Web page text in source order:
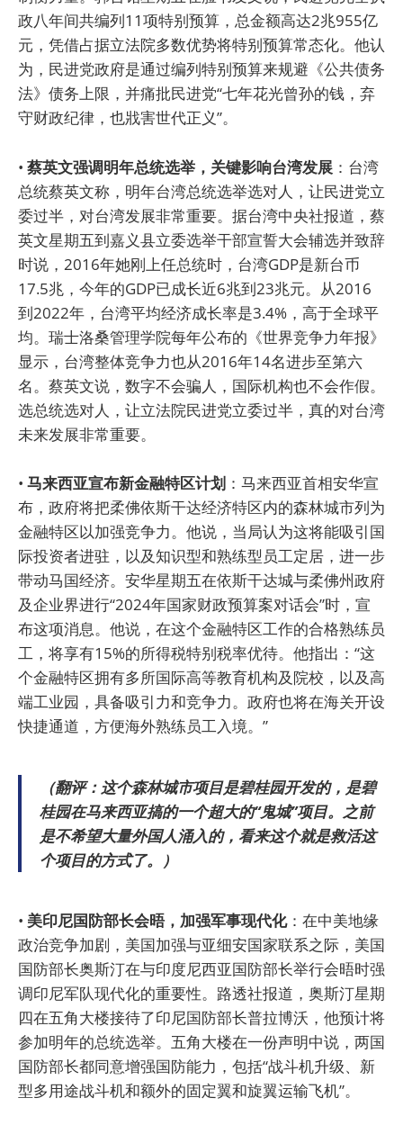
政八年间共编列11项特别预算，总金额高达2兆955亿
元，凭借占据立法院多数优势将特别预算常态化。他认
为，民进党政府是通过编列特别预算来规避《公共债务
法》债务上限，并痛批民进党“七年花光曾孙的钱，弃
守财政纪律，也戕害世代正义”。
• 蔡英文强调明年总统选举，关键影响台湾发展 ：台湾
总统蔡英文称，明年台湾总统选举选对人，让民进党立
委过半，对台湾发展非常重要。据台湾中央社报道，蔡
英文星期五到嘉义县立委选举干部宣誓大会辅选并致辞
时说，2016年她刚上任总统时，台湾GDP是新台币
17.5兆，今年的GDP已成长近6兆到23兆元。从2016
到2022年，台湾平均经济成长率是3.4%，高于全球平
均。瑞士洛桑管理学院每年公布的《世界竞争力年报》
显示，台湾整体竞争力也从2016年14名进步至第六
名。蔡英文说，数字不会骗人，国际机构也不会作假。
选总统选对人，让立法院民进党立委过半，真的对台湾
未来发展非常重要。
• 马来西亚宣布新金融特区计划 ：马来西亚首相安华宣
布，政府将把柔佛依斯干达经济特区内的森林城市列为
金融特区以加强竞争力。他说，当局认为这将能吸引国
际投资者进驻，以及知识型和熟练型员工定居，进一步
带动马国经济。安华星期五在依斯干达城与柔佛州政府
及企业界进行“2024年国家财政预算案对话会”时，宣
布这项消息。他说，在这个金融特区工作的合格熟练员
工，将享有15%的所得税特别税率优待。他指出：“这
个金融特区拥有多所国际高等教育机构及院校，以及高
端工业园，具备吸引力和竞争力。政府也将在海关开设
快捷通道，方便海外熟练员工入境。”
（翻评：这个森林城市项目是碧桂园开发的，是碧
桂园在马来西亚搞的一个超大的“鬼城”项目。之前
是不希望大量外国人涌入的，看来这个就是救活这
个项目的方式了。）
• 美印尼国防部长会晤，加强军事现代化：在中美地缘
政治竞争加剧，美国加强与亚细安国家联系之际，美国
国防部长奥斯汀在与印度尼西亚国防部长举行会晤时强
调印尼军队现代化的重要性。路透社报道，奥斯汀星期
四在五角大楼接待了印尼国防部长普拉博沃，他预计将
参加明年的总统选举。五角大楼在一份声明中说，两国
国防部长都同意增强国防能力，包括“战斗机升级、新
型多用途战斗机和额外的固定翼和旋翼运输飞机”。